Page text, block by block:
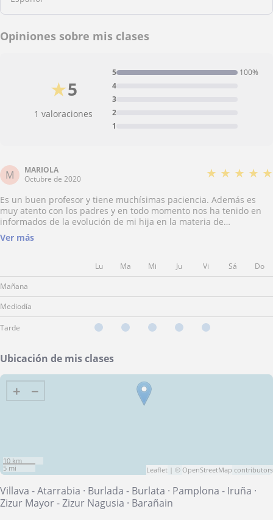
Opiniones sobre mis clases
5
★
1 valoraciones
1
2
3
4
5 100%
M
MARIOLA
Octubre de 2020
★ ★ ★ ★ ★
Es un buen profesor y tiene muchísimas paciencia. Además es
muy atento con los padres y en todo momento nos ha tenido en
informados de la evolución de mi hija en la materia de
matemáticas que es la que le iba mal. Gracias Alfonso por tu
atención
Ver más
Lu Ma Mi Ju Vi Sá
Do
Mañana
Mediodía
Tarde
Ubicación de mis clases
+ −
10 km
5 mi
Leaflet | © OpenStreetMap contributors
Villava - Atarrabia · Burlada - Burlata · Pamplona - Iruña ·
Zizur Mayor - Zizur Nagusia · Barañain